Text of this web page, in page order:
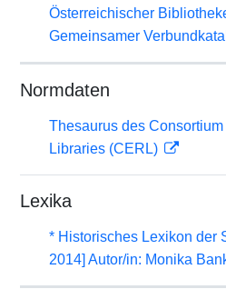
Österreichischer
Gemeinsamer
Normdaten
Thesaurus des
Libraries (CERL)
Lexika
* Historisches Lexikon der
2014] Autor/in: Monika